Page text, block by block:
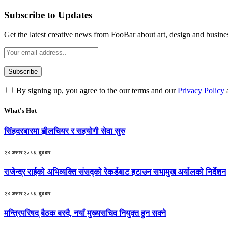
Subscribe to Updates
Get the latest creative news from FooBar about art, design and
By signing up, you agree to the our terms and ourPrivacy Policy
What's Hot
सिंहदरबारमा ह्वीलचियर र सहयोगी सेवा सुरु
२४ असार २०८३, बुधबार
राजेन्द्र राईको अभिव्यक्ति संसद्को रेकर्डबाट हटाउन सभामुख अर्यालको निर्देशन
२४ असार २०८३, बुधबार
मन्त्रिपरिषद् बैठक बस्दै, नयाँ मुख्यसचिव नियुक्त हुन सक्ने